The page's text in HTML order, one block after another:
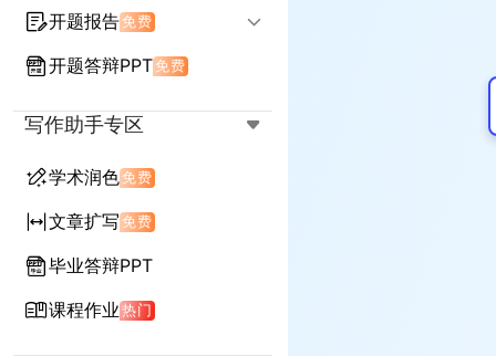
开题报告免费
输入标题生成开题
开题答辩PPT免费
写作助手专区
学术润色免费
文章扩写免费
毕业答辩PPT
课程作业热门